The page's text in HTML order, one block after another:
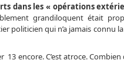
dans les « opérations
grandiloquent était
politicien qui n’a jamais connu
encore. C’est atroce. Combien